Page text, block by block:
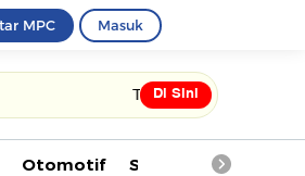
MPC Masuk
Tonton kabar terbaru PIALA
Di Sini
Otomotif Saintek